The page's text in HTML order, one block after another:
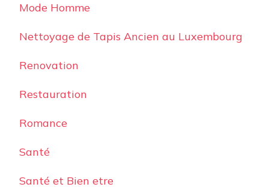
Mode Homme
Nettoyage de Tapis Ancien au Luxembourg
Renovation
Restauration
Romance
Santé
Santé et Bien etre